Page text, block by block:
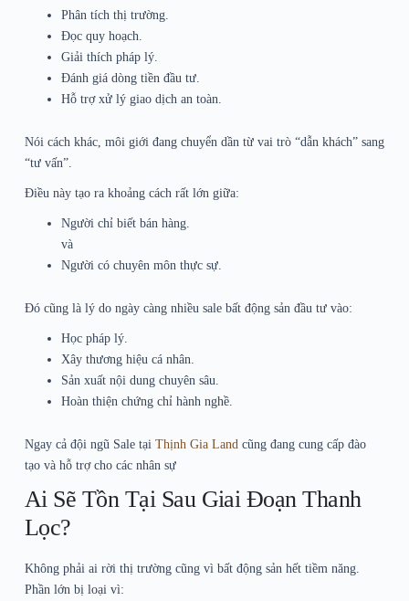
Phân tích thị trường.
Đọc quy hoạch.
Giải thích pháp lý.
Đánh giá dòng tiền đầu tư.
Hỗ trợ xử lý giao dịch an toàn.
Nói cách khác, môi giới đang chuyển dần từ vai trò “dẫn khách” sang
“tư vấn”.
Điều này tạo ra khoảng cách rất lớn giữa:
Người chỉ biết bán hàng.
và
Người có chuyên môn thực sự.
Đó cũng là lý do ngày càng nhiều sale bất động sản đầu tư vào:
Học pháp lý.
Xây thương hiệu cá nhân.
Sản xuất nội dung chuyên sâu.
Hoàn thiện chứng chỉ hành nghề.
Ngay cả đội ngũ Sale tại Thịnh Gia Landcũng đang cung cấp đào
tạo và hỗ trợ cho các nhân sự
Ai Sẽ Tồn Tại Sau Giai Đoạn Thanh
Lọc?
Không phải ai rời thị trường cũng vì bất động sản hết tiềm năng.
Phần lớn bị loại vì: